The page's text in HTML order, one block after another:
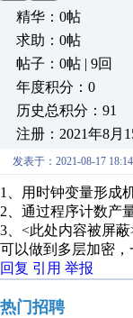
精华：0帖
求助：0帖
帖子：0帖 | 9回
年度积分：0
历史总积分：91
注册：2021年8月
发表于：2021-08-17
1、用时钟变量形成
2、通过程序计数产
3、<此处内容被屏
可以做到多层加密，
回复 引用 举报
热门招聘